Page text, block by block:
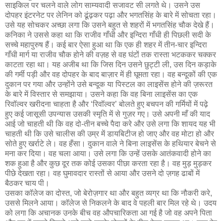
साइकिल पर चलने वाले लोग साम्यवादी सजावट सी लगते थे। उसने उस
दोपहर इंटरनेट पर लेनिन को ढूंढ़कर पढ़ा और भगतसिंह के बारे में सोचता रहा।
उसे यह सोचकर अच्छा लगा कि उसने बहुत से शहरों में भगतसिंह चौक देखे हैं।
कनिका ने उससे कहा था कि राजीव गाँधी और इन्दिरा गाँधी ही पिछली सदी के
सच्चे महापुरुष हैं। कई बार ऐसा हुआ था कि एक ही शहर में तीन-चार इन्दिरा
गाँधी मार्ग या राजीव चौक होने की वज़ह से वह घंटों तक रास्ता भटककर चक्कर
काटता रहा था। यह अजीब था कि जिस दिन उसने छुट्टी ली, उस दिन कड़ाके
की गर्मी पड़ी और वह दोपहर के बाद बाज़ार में ही घूमता रहा। वह बन्दूकों की एक
दुकान पर गया और उन्होंने उसे बन्दूक या पिस्टल का लाइसेंस होने की ज़रूरत
के बारे में विस्तार से समझाया। उसने कहा कि वह बिना लाइसेंस का एक
रिवॉल्वर खरीदना चाहता है और ‘रिवॉल्वर’ बोलते हुए बचपन की गर्मियों में पढ़े
हुए कई जासूसी उपन्यास उसकी स्मृति में से गुज़र गए। उसे अपनी माँ की याद
आई जो चाहती थी कि वह दो-तीन बच्चे पैदा करे और उसे लगा कि शायद यह भी
चाहती थी कि उसे चालीस की उम्र में डायबिटीज हो जाए और वह मोटा हो और
सोते हुए खर्राटे ले। वह हँसा। दुकान वाले ने बिना लाइसेंस के हथियार बेचने से
मना कर दिया। वह चला आया। उसे लगा कि उन्हें उसके आतंकवादी होने का
शक हुआ है और कुछ दूर तक कोई उसका पीछा करता रहा है। वह मुड़ मुड़कर
पीछे देखता रहा। वह घुमावदार रास्तों से आया और उसने दो ज़गह ढाबों में
बैठकर चाय पी।
उसका कॉलेज का दोस्त, जो बेरोज़गार था और बहुत व्यग्र था कि नौकरी करे,
उससे मिलने आया। कॉलेज से निकलने के बाद वे पहली बार मिल रहे थे। उदय
को लगा कि अचानक उनके बीच वह औपचारिकता आ गई है जो वह अपने पिता